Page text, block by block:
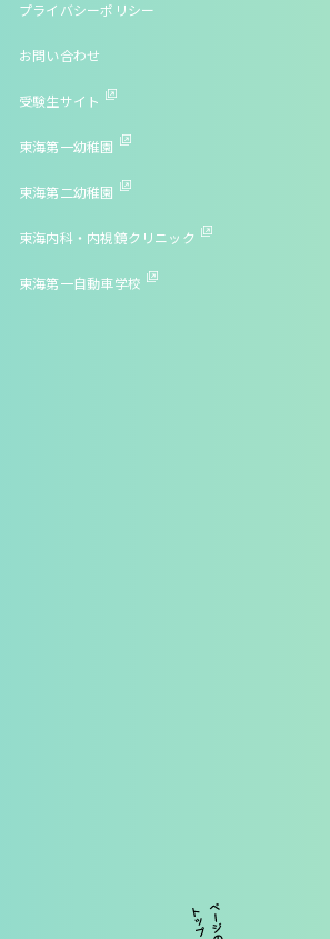
プライバシーポリシー
お問い合わせ
受験生サイト
東海第一幼稚園
東海第二幼稚園
東海内科・内視鏡クリニック
東海第一自動車学校